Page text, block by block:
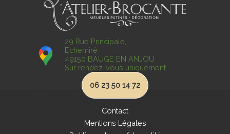
29 Rue Principale,
Echemiré
49150 BAUGE EN ANJOU
Sur rendez-vous uniquement
06 23 50 14 72
Contact
Mentions Légales